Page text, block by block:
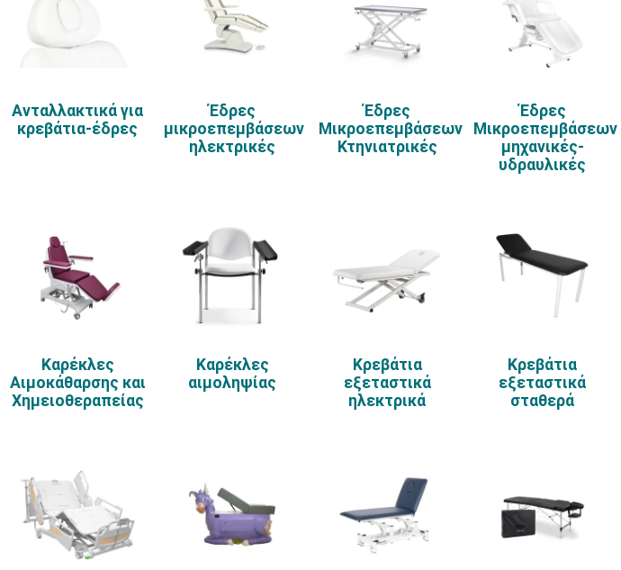
Ανταλλακτικά για
κρεβάτια-έδρες
Έδρες
μικροεπεμβάσεων
ηλεκτρικές
Έδρες
Μικροεπεμβάσεων
Κτηνιατρικές
Έδρες
Μικροεπεμβάσεων
μηχανικές-
υδραυλικές
Καρέκλες
Αιμοκάθαρσης και
Χημειοθεραπείας
Καρέκλες
αιμοληψίας
Κρεβάτια
εξεταστικά
ηλεκτρικά
Κρεβάτια
εξεταστικά
σταθερά